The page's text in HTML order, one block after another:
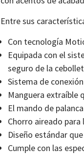
Entre sus
Con tecnología
Equipada con el
seguro de la
Sistema de
Manguera extraíble
El mando de
Chorro aireado
Diseño estándar
Cumple con las